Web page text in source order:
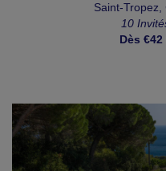
Saint-Tropez,
10
Dès